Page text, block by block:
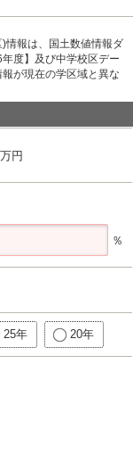
情報は、国土数値情報ダ
度】及び中学校区デー
が現在の学区域と異な
万円
％
25年 20年